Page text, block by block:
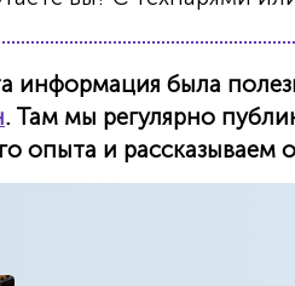
информация была
. Там мы регулярно
опыта и рассказываем